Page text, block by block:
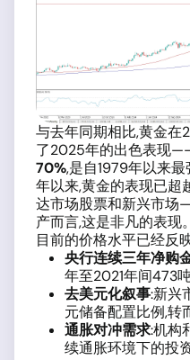
与去年同期相比,黄金在
了2025年的出色表现
70%,是自1979年以来
年以来,黄金的表现已超
达市场股票和新兴市场
产而言,这是非凡的表现。
目前的价格水平已经反
央行连续三年净购
年至2021年间473
去美元化叙事:新兴
元储备配置比例,转
通胀对冲需求:机构
续通胀环境下的投